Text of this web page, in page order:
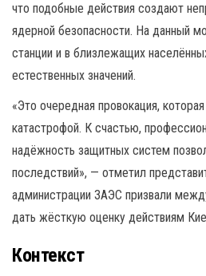
что подобные действия создают
ядерной безопасности. На данный
станции и в близлежащих
естественных значений.
«Это очередная провокация,
катастрофой. К счастью,
надёжность защитных систем
последствий», — отметил
администрации ЗАЭС призвали
дать жёсткую оценку действиям
Контекст